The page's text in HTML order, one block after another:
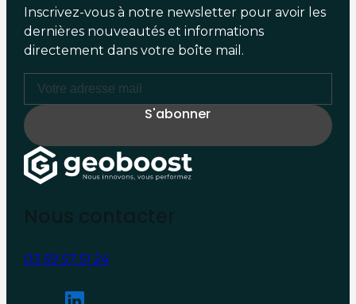
Inscrivez-vous à notre newsletter pour avoir les
dernières nouveautés et informations
directement dans votre boîte mail.
03 59 57 51 24